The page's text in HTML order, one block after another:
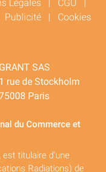
Légales | CGU |
Publicité | Cookies
GRANT SAS
1 rue de Stockholm
Paris
du Commerce et
est titulaire d'une
Radiations) de